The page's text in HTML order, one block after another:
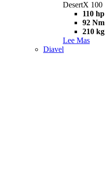
DesertX 100
110 hp
92 Nm
210 kg
Lee Mas
Diavel